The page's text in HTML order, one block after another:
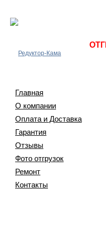
Главная
О компании
Оплата и Доставка
Гарантия
Отзывы
Фото отгрузок
Ремонт
Контакты